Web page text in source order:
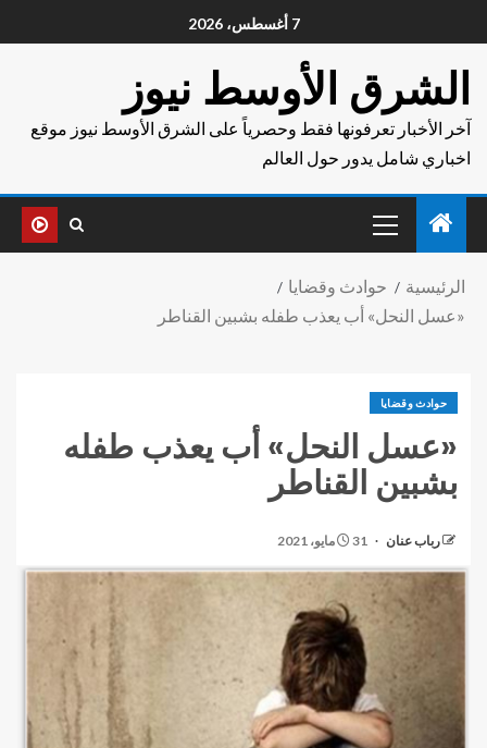
7 أغسطس، 2026
الشرق الأوسط نيوز
آخر الأخبار تعرفونها فقط وحصرياً على الشرق الأوسط نيوز موقع
اخباري شامل يدور حول العالم
الرئيسية
حوادث وقضايا
«عسل النحل» أب يعذب طفله بشبين القناطر
حوادث وقضايا
«عسل النحل» أب يعذب طفله
بشبين القناطر
رباب عنان 31 مايو، 2021